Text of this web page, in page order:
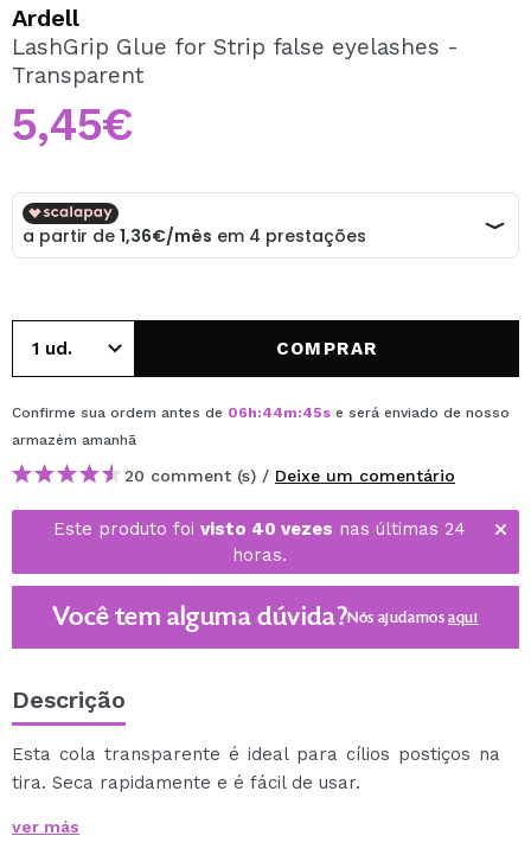
Ao criar uma conta no Maquibeauty.pt pode fazer as suas
compras rapidamente, verificar o estado das suas
Ardell
LashGrip Glue for Strip false eyelashes -
Transparent
5,45€
COMPRAR
Confirme sua ordem antes de 06h:44m:45s e será enviado de nosso
armazém amanhã
20 comment (s) / Deixe um comentário
Este produto foi visto 40 vezes nas últimas 24
horas.
Você tem alguma dúvida?Nós ajudamosaqui
Descrição
Esta cola transparente é ideal para cílios postiços na
tira. Seca rapidamente e é fácil de usar.
Hold for 30 seconds until adhesive becomes tacky. For
ver más